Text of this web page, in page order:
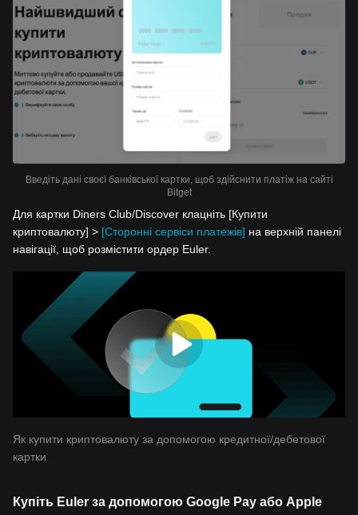
Введіть дані своєї банківської картки, щоб здійснити платіж на сайті
Bitget
Для картки Diners Club/Discover клацніть [Купити
криптовалюту] > [Сторонні сервіси платежів] на верхній панелі
навігації, щоб розмістити ордер Euler.
Як купити криптовалюту за допомогою кредитної/дебетової
картки
Купіть Euler за допомогою Google Pay або Apple